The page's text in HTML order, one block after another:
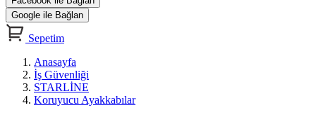
Google ile Bağlan
Sepetim
Anasayfa
İş Güvenliği
STARLİNE
Koruyucu Ayakkabılar